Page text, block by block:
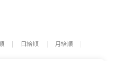
日給順 月給順